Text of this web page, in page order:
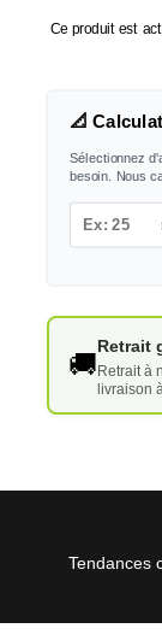
Ce produit est
📐
Sélectionnez
besoin. Nous
🚚
Retrait
Retrait à
livraison
Tendances